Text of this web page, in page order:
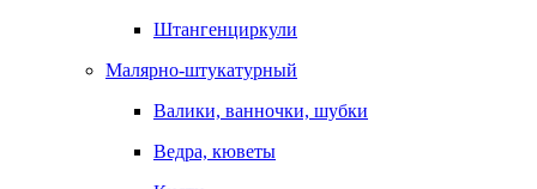
Штангенциркули
Малярно-штукатурный
Валики, ванночки, шубки
Ведра, кюветы